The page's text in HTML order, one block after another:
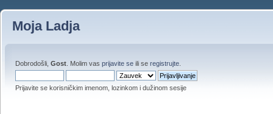
Moja Ladja
Dobrodošli, Gost . Molim vas prijavite se ili se registrujte
Prijavite se korisničkim imenom, lozinkom i dužinom sesije